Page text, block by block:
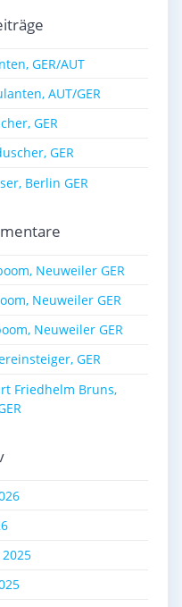
GER/AUT
AUT/GER
GER
GER
Berlin GER
Neuweiler GER
Neuweiler GER
Neuweiler GER
GER
Friedhelm Bruns,